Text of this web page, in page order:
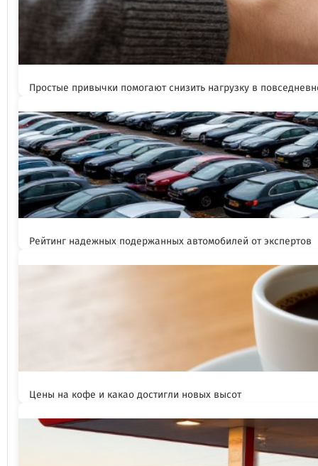
Простые привычки помогают снизить нагрузку в
Рейтинг надежных подержанных автомобилей от экспертов
Цены на кофе и какао достигли новых высот